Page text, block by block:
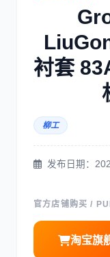
三菱
神钢
衬套
柳工
发布日期：
官方店铺购买 /
淘宝旗